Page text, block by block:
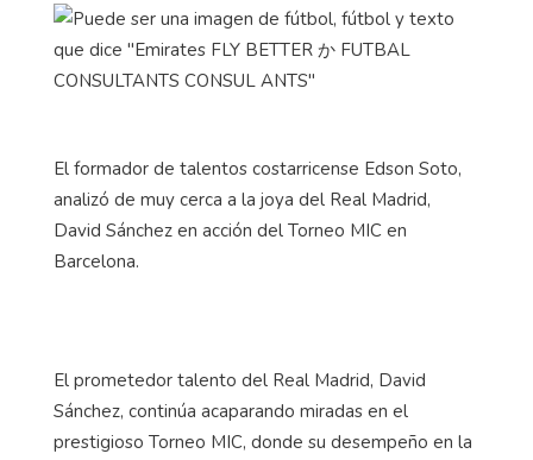
El formador de talentos costarricense Edson Soto,
analizó de muy cerca a la joya del Real Madrid,
David Sánchez en acción del Torneo MIC en
Barcelona.
El prometedor talento del Real Madrid, David
Sánchez, continúa acaparando miradas en el
prestigioso Torneo MIC, donde su desempeño en la